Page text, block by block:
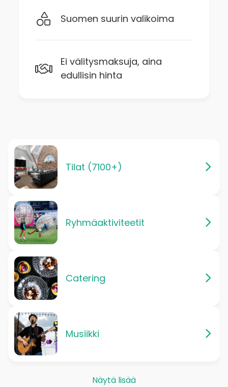
Suomen suurin valikoima
Ei välitysmaksuja, aina
edullisin hinta
Tilat (7100+)
Ryhmäaktiviteetit
Catering
Musiikki
Näytä lisää